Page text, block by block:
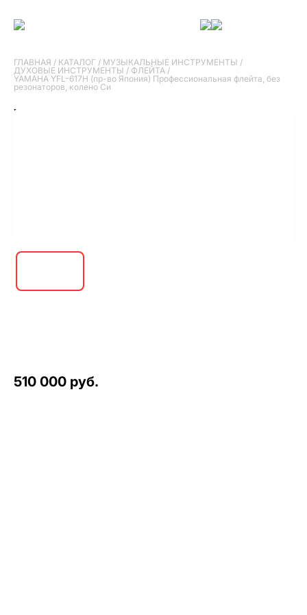
ГЛАВНАЯ / КАТАЛОГ / МУЗЫКАЛЬНЫЕ ИНСТРУМЕНТЫ /
ДУХОВЫЕ ИНСТРУМЕНТЫ / ФЛЕЙТА /
YAMAHA YFL-617H (пр-во Япония) Профессиональная флейта, без
резонаторов, колено Си
YAMAHA YFL-617H (пр-во Япония)
510 000 руб.